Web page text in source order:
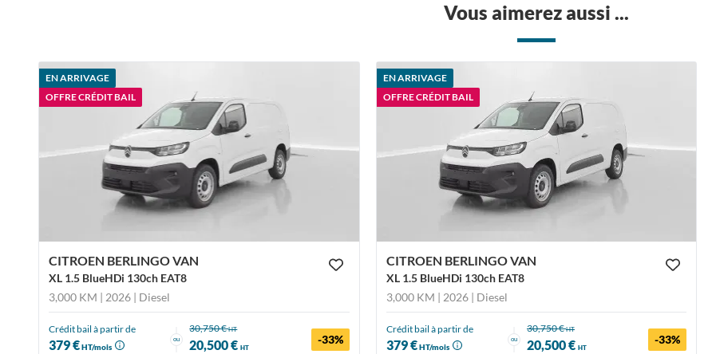
Vous aimerez aussi ...
EN ARRIVAGE
OFFRE CRÉDIT BAIL
CITROEN BERLINGO VAN
XL 1.5 BlueHDi 130ch EAT8
3,000 KM | 2026 | Diesel
Crédit bail à partir de
379 €HT/mois
ou
30,750 €HT
20,500 €HT
-33%
EN ARRIVAGE
OFFRE CRÉDIT BAIL
CITROEN BERLINGO VAN
XL 1.5 BlueHDi 130ch EAT8
3,000 KM | 2026 | Diesel
Crédit bail à partir de
379 €HT/mois
ou
30,750 €HT
20,500 € HT
-33%